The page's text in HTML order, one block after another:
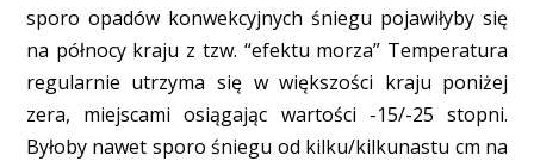
sporo opadów konwekcyjnych śniegu pojawiłyby się
na północy kraju z tzw. “efektu morza” Temperatura
regularnie utrzyma się w większości kraju poniżej
zera, miejscami osiągając wartości -15/-25 stopni.
Byłoby nawet sporo śniegu od kilku/kilkunastu cm na